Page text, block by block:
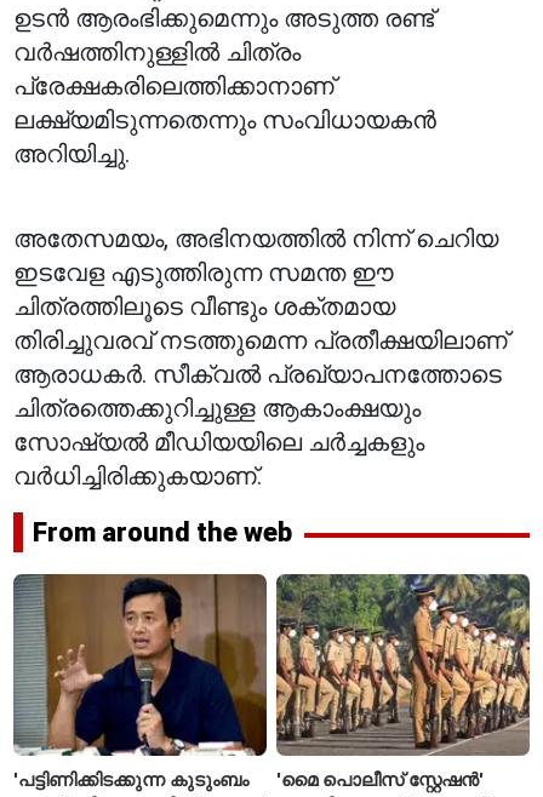
ഉടൻ ആരംഭിക്കുമെന്നും അടുത്ത രണ്ട്
വർഷത്തിനുള്ളിൽ ചിത്രം
പ്രേക്ഷകരിലെത്തിക്കാനാണ്
ലക്ഷ്യമിടുന്നതെന്നും സംവിധായകൻ
അറിയിച്ചു.
അതേസമയം, അഭിനയത്തിൽ നിന്ന് ചെറിയ
ഇടവേള എടുത്തിരുന്ന സമന്ത ഈ
ചിത്രത്തിലൂടെ വീണ്ടും ശക്തമായ
തിരിച്ചുവരവ് നടത്തുമെന്ന പ്രതീക്ഷയിലാണ്
ആരാധകർ. സീക്വൽ പ്രഖ്യാപനത്തോടെ
ചിത്രത്തെക്കുറിച്ചുള്ള ആകാംക്ഷയും
സോഷ്യൽ മീഡിയയിലെ ചർച്ചകളും
വർധിച്ചിരിക്കുകയാണ്.
From around the web
'പട്ടിണിക്കിടക്കുന്ന കുടുംബം
'മൈ പൊലീസ് സ്റ്റേഷൻ'